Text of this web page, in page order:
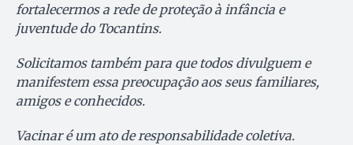
fortalecermos a rede de proteção à infância e
juventude do Tocantins.
Solicitamos também para que todos divulguem e
manifestem essa preocupação aos seus familiares,
amigos e conhecidos.
Vacinar é um ato de responsabilidade coletiva.